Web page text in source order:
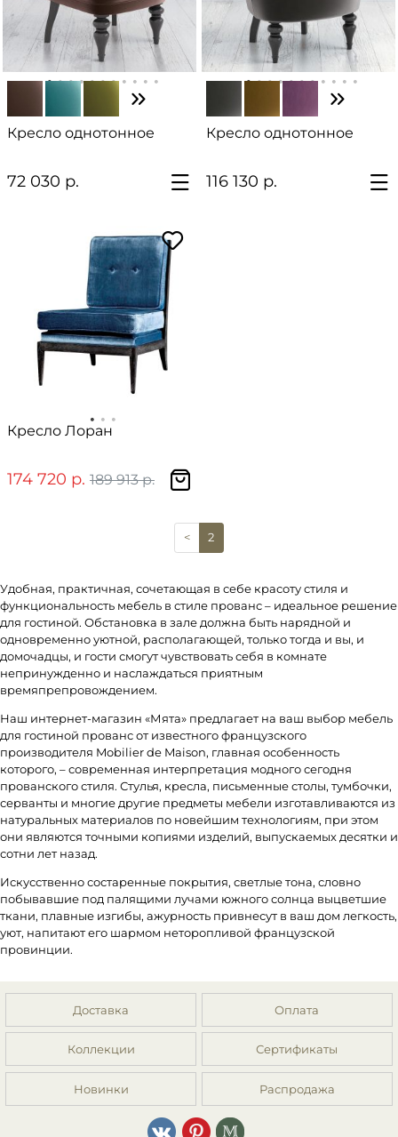
Кресло однотонное
72 030 р.
Кресло однотонное
116 130 р.
Кресло Лоран
174 720 р. 189 913 р.
< 2(current)
Удобная, практичная, сочетающая в себе красоту стиля и
функциональность мебель в стиле прованс – идеальное решение
для гостиной. Обстановка в зале должна быть нарядной и
одновременно уютной, располагающей, только тогда и вы, и
домочадцы, и гости смогут чувствовать себя в комнате
непринужденно и наслаждаться приятным
времяпрепровождением.
Наш интернет-магазин «Мята» предлагает на ваш выбор мебель
для гостиной прованс от известного французского
производителя Mobilier de Maison, главная особенность
которого, – современная интерпретация модного сегодня
прованского стиля. Стулья, кресла, письменные столы, тумбочки,
серванты и многие другие предметы мебели изготавливаются из
натуральных материалов по новейшим технологиям, при этом
они являются точными копиями изделий, выпускаемых десятки и
сотни лет назад.
Искусственно состаренные покрытия, светлые тона, словно
побывавшие под палящими лучами южного солнца выцветшие
ткани, плавные изгибы, ажурность привнесут в ваш дом легкость,
уют, напитают его шармом неторопливой французской
провинции.
Доставка Оплата
Коллекции Сертификаты
Новинки Распродажа